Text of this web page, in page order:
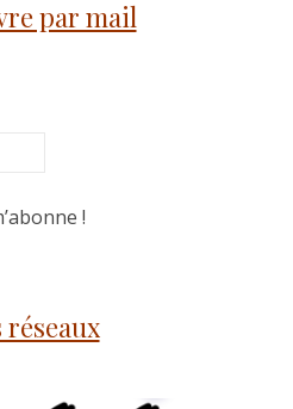
par mail
réseaux